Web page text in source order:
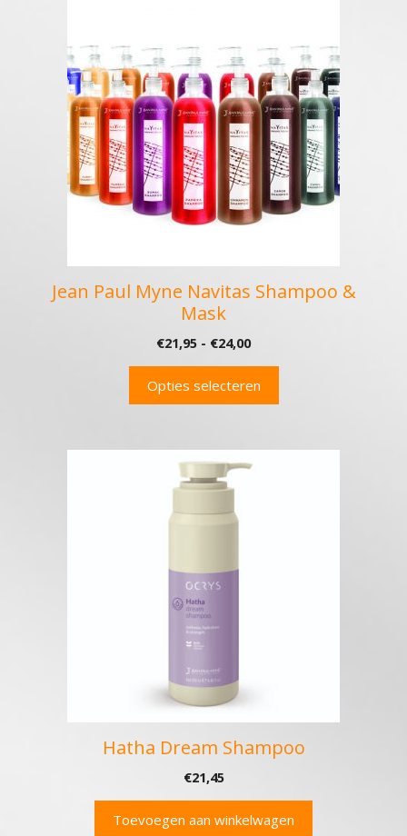
Jean Paul Myne Navitas Shampoo &
Mask
€21,95 - €24,00Prijsklasse:
tot
Opties selecteren
meerdere
variaties.
gekozen
Hatha Dream Shampoo
€21,45
Toevoegen aan winkelwagen